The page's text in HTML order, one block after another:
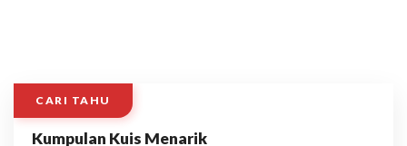
CARI TAHU
Kumpulan Kuis Menarik